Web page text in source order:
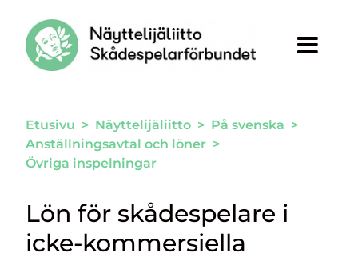
Siirry sivun sisältöön
Etusivu > Näyttelijäliitto > På svenska >
Anställningsavtal och löner >
Övriga inspelningar
Lön för skådespelare i
icke-kommersiella